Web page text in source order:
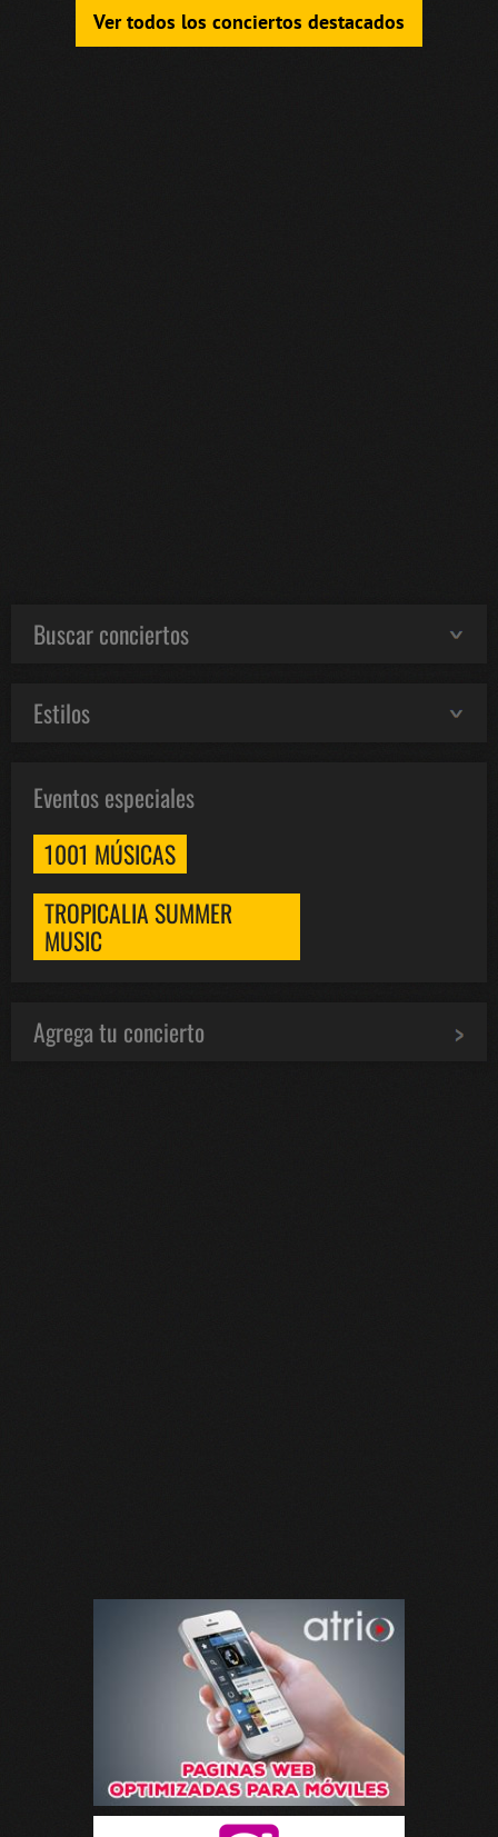
Ver todos los conciertos destacados
Buscar conciertos
Estilos
Eventos especiales
1001 MÚSICAS
TROPICALIA SUMMER
MUSIC
Agrega tu concierto